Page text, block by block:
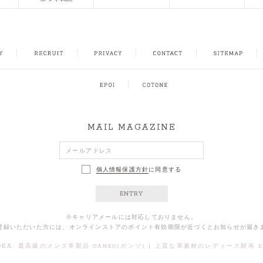
CONTACT SITEMAP FACEBOOKINSTAGRAM
MAIL MAGAZINE
個人情報保護方針に同意する
ENTRY
※キャリアメールには対応しておりません。
いただいた方には、オンラインストアのポイント有効期限が近づくとお知らせが届き
最高級のメンズ革製品 GANZO(ガンゾ) | 上質な革素材のレディース財布